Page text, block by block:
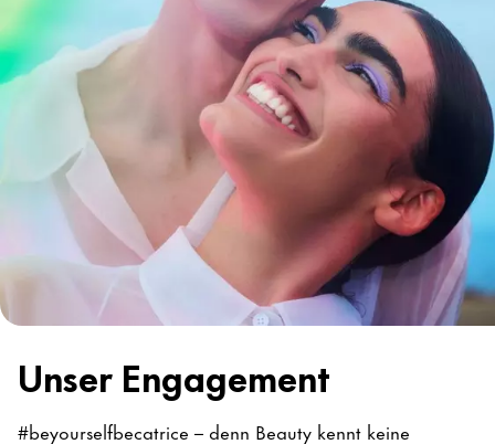
Unser Engagement
#beyourselfbecatrice – denn Beauty kennt keine